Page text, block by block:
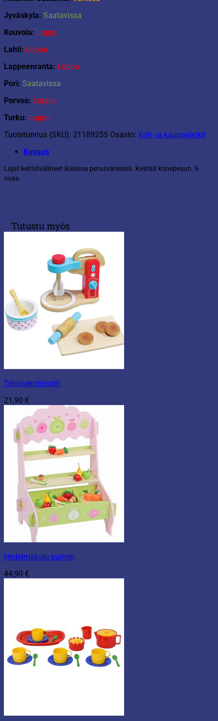
Jyväskyla: Saatavissa
Kouvola: Loppu
Lahti: Loppu
Lappeenranta: Loppu
Pori: Saatavissa
Porvoo: Loppu
Turku: Loppu
Tuotetunnus (SKU): 21189255 Osasto: Koti- ja kauppaleikit
Kuvaus
Lujat keittiövälineet iloisissa perusväreissä. Kestää konepesun. 9
osaa.
Tutustu myös
Tehosekotinsetti
21,90 €
Hedelmäkoju puinen
44,90 €